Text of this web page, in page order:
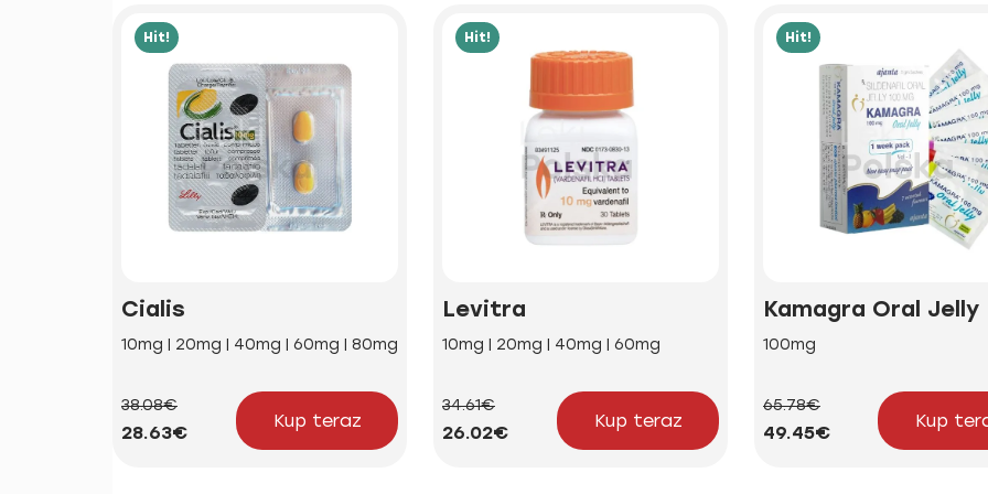
Hit!
Cialis
10mg | 20mg | 40mg | 60mg | 80mg
38.08€
28.63€
Kup teraz
Hit!
Levitra
10mg | 20mg | 40mg | 60mg
34.61€
26.02€
Kup teraz
Hit!
Kamagra Oral Jelly
100mg
65.78€
49.45€
Kup